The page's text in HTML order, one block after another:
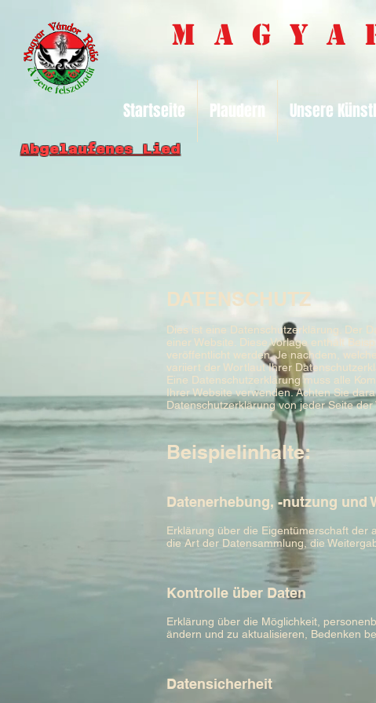
Startseite Plaudern Unsere
M a g y
Abgelaufenes Lied
DATENSCHUTZ
Dies ist eine Datenschutzerklärung. Der
einer Website. Diese Vorlage enthält
veröffentlicht werden. Je nachdem,
variiert der Wortlaut Ihrer
Eine Datenschutzerklärung muss alle
Ihrer Website verwenden. Achten Sie
Datenschutzerklärung von jeder Seite
Beispielinhalte:
Datenerhebung, -nutzung und
Erklärung über die Eigentümerschaft der
die Art der Datensammlung, die
Kontrolle über Daten
Erklärung über die Möglichkeit,
ändern und zu aktualisieren, Bedenken
Datensicherheit